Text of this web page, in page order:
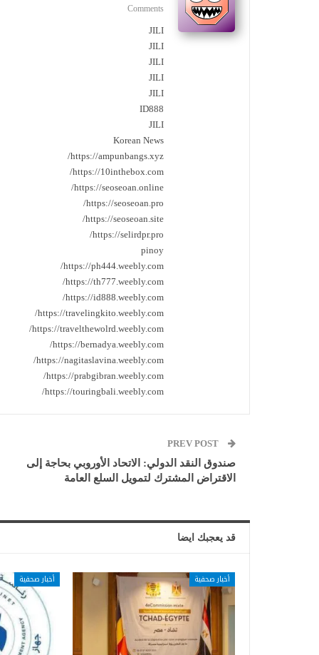
Comments
JILI
JILI
JILI
JILI
JILI
ID888
JILI
Korean News
https://ampunbangs.xyz/
https://10inthebox.com/
https://seoseoan.online/
https://seoseoan.pro/
https://seoseoan.site/
https://selirdpr.pro/
pinoy
https://ph444.weebly.com/
https://th777.weebly.com/
https://id888.weebly.com/
https://travelingkito.weebly.com/
https://travelthewolrd.weebly.com/
https://bernadya.weebly.com/
https://nagitaslavina.weebly.com/
https://prabgibran.weebly.com/
https://touringbali.weebly.com/
صندوق النقد الدولي: الاتحاد الأوروبي بحاجة إلى
الاقتراض المشترك لتمويل السلع العامة
قد يعجبك ايضا
أخبار صحفية أخبار صحفية